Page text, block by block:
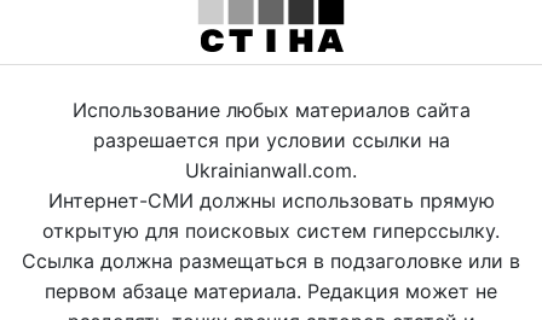
Использование любых материалов сайта
разрешается при условии ссылки на
Ukrainianwall.com.
Интернет-СМИ должны использовать прямую
открытую для поисковых систем гиперссылку.
Ссылка должна размещаться в подзаголовке или в
первом абзаце материала. Редакция может не